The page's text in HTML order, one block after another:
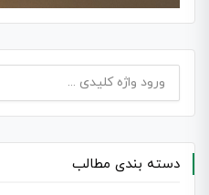
جستجو
برای:
دسته بندی مطالب